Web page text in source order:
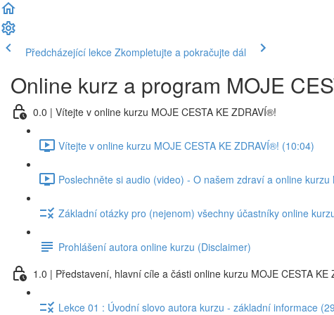
Předcházející lekce Zkompletujte a pokračujte dál
Online kurz a program MOJE
0.0 | Vítejte v online kurzu MOJE CESTA KE ZDRAVÍ®!
Vítejte v online kurzu MOJE CESTA KE ZDRAVÍ®! (10:04)
Poslechněte si audio (video) - O našem zdraví a online kurzu
Základní otázky pro (nejenom) všechny účastníky online
Prohlášení autora online kurzu (Disclaimer)
1.0 | Představení, hlavní cíle a části online kurzu MOJE CESTA KE
Lekce 01 : Úvodní slovo autora kurzu - základní informace